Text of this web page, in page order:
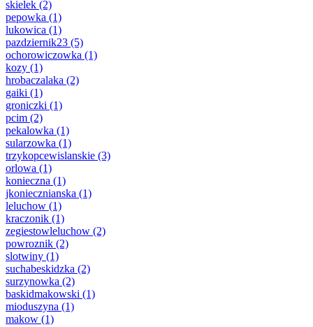
skielek (2)
pepowka (1)
lukowica (1)
pazdziernik23 (5)
ochorowiczowka (1)
kozy (1)
hrobaczalaka (2)
gaiki (1)
groniczki (1)
pcim (2)
pekalowka (1)
sularzowka (1)
trzykopcewislanskie (3)
orlowa (1)
konieczna (1)
jkoniecznianska (1)
leluchow (1)
kraczonik (1)
zegiestowleluchow (2)
powroznik (2)
slotwiny (1)
suchabeskidzka (2)
surzynowka (2)
baskidmakowski (1)
mioduszyna (1)
makow (1)